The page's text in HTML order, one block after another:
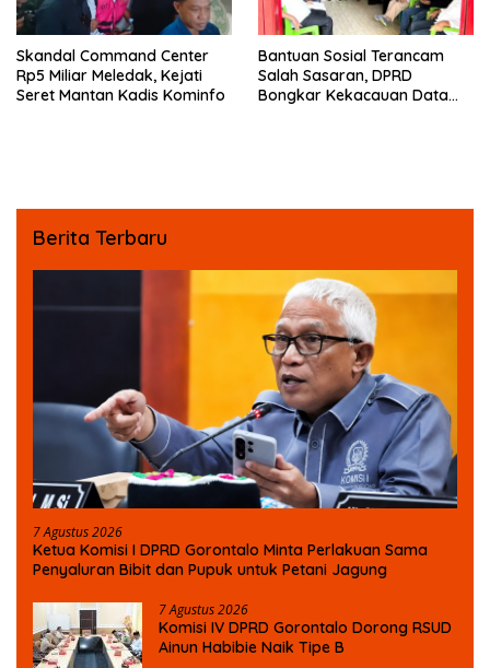
Skandal Command Center
Rp5 Miliar Meledak, Kejati
Seret Mantan Kadis Kominfo
Bantuan Sosial Terancam
Salah Sasaran, DPRD
Bongkar Kekacauan Data
Berita Terbaru
7 Agustus 2026
Ketua Komisi I DPRD Gorontalo Minta Perlakuan Sama
Penyaluran Bibit dan Pupuk untuk Petani Jagung
7 Agustus 2026
Komisi IV DPRD Gorontalo Dorong RSUD
Ainun Habibie Naik Tipe B